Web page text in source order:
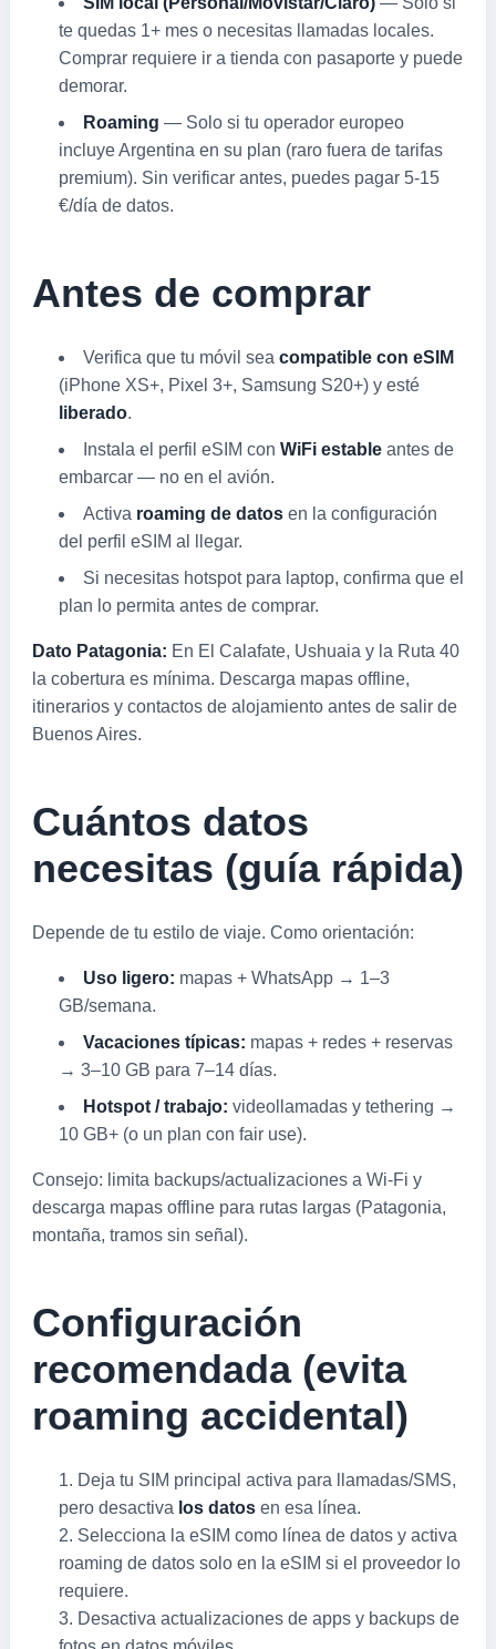
te quedas 1+ mes o necesitas llamadas locales.
Comprar requiere ir a tienda con pasaporte y puede
demorar.
Roaming — Solo si tu operador europeo
incluye Argentina en su plan (raro fuera de tarifas
premium). Sin verificar antes, puedes pagar 5-15
€/día de datos.
Antes de comprar
Verifica que tu móvil sea compatible con eSIM
(iPhone XS+, Pixel 3+, Samsung S20+) y esté
liberado.
Instala el perfil eSIM con WiFi estable antes de
embarcar — no en el avión.
Activa roaming de datos en la configuración
del perfil eSIM al llegar.
Si necesitas hotspot para laptop, confirma que el
plan lo permita antes de comprar.
Dato Patagonia: En El Calafate, Ushuaia y la Ruta 40
la cobertura es mínima. Descarga mapas offline,
itinerarios y contactos de alojamiento antes de salir de
Buenos Aires.
Cuántos datos
necesitas (guía rápida)
Depende de tu estilo de viaje. Como orientación:
Uso ligero: mapas + WhatsApp → 1–3
GB/semana.
Vacaciones típicas: mapas + redes + reservas
→ 3–10 GB para 7–14 días.
Hotspot / trabajo: videollamadas y tethering →
10 GB+ (o un plan con fair use).
Consejo: limita backups/actualizaciones a Wi‑Fi y
descarga mapas offline para rutas largas (Patagonia,
montaña, tramos sin señal).
Configuración
recomendada (evita
roaming accidental)
Deja tu SIM principal activa para llamadas/SMS,
pero desactiva los datos en esa línea.
Selecciona la eSIM como línea de datos y activa
roaming de datos solo en la eSIM si el proveedor lo
requiere.
Desactiva actualizaciones de apps y backups de